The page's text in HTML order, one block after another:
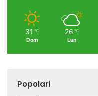
31 ℃
Dom
26 ℃
Lun
Popolari